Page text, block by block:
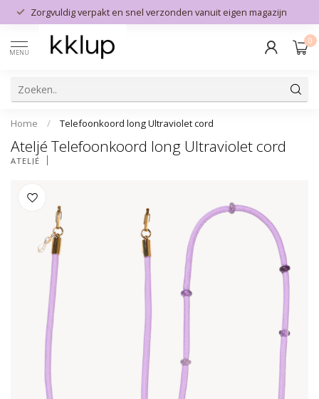
Zorgvuldig verpakt en snel verzonden vanuit eigen magazijn
MENU
0
Home / Telefoonkoord long Ultraviolet cord
Ateljé Telefoonkoord long Ultraviolet cord
ATELJÉ